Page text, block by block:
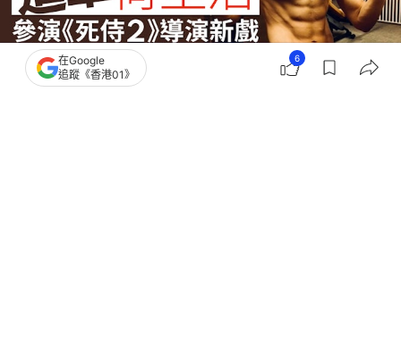
撰文：關穎賢
在Google
追蹤《香港01》
6